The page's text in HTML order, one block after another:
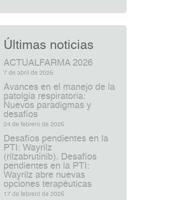
Últimas noticias
ACTUALFARMA 2026
7 de abril de 2026
Avances en el manejo de la
patolgia respiratoria:
Nuevos paradigmas y
desafíos
24 de febrero de 2026
Desafíos pendientes en la
PTI: Wayrilz
(rilzabrutinib). Desafíos
pendientes en la PTI:
Wayrilz abre nuevas
opciones terapéuticas
17 de febrero de 2026